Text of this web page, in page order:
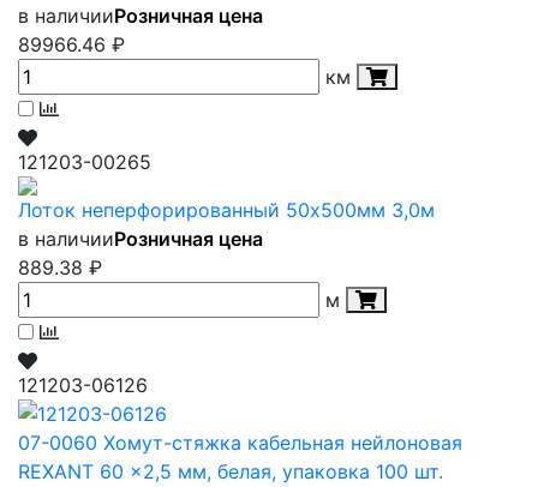
в наличииРозничная цена
89966.46 ₽
км
121203-00265
Лоток неперфорированный 50х500мм 3,0м
в наличииРозничная цена
889.38 ₽
м
121203-06126
07-0060 Хомут-стяжка кабельная нейлоновая
REXANT 60 x2,5 мм, белая, упаковка 100 шт.